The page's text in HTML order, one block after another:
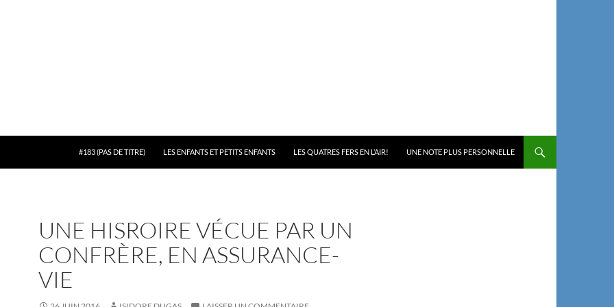
#183 (PAS DE TITRE) LES ENFANTS ET PETITS ENFANTS LES QUATRES FERS EN L’AIR! UNE NOTE PLUS PERSONNELLE
UNE HISROIRE VÉCUE PAR UN
CONFRÈRE, EN ASSURANCE-
VIE